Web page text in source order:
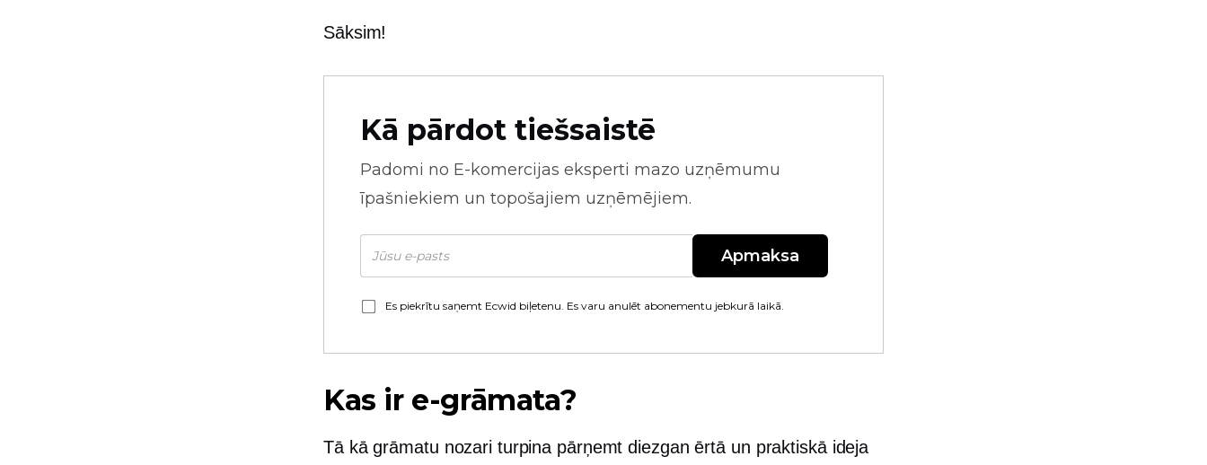
Sāksim!
Kā pārdot tiešsaistē
Padomi no E-komercijas eksperti mazo uzņēmumu
īpašniekiem un topošajiem uzņēmējiem.
Apmaksa
Es piekrītu saņemt Ecwid biļetenu. Es varu anulēt abonementu jebkurā laikā.
Kas ir e-grāmata?
Tā kā grāmatu nozari turpina pārņemt diezgan ērtā un praktiskā ideja